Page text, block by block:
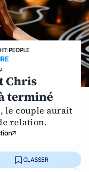
›PEOPLE
Chris
terminé
le couple aurait
relation.
CLASSER